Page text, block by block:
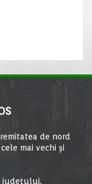
de nord
mai vechi şi
judeţului,